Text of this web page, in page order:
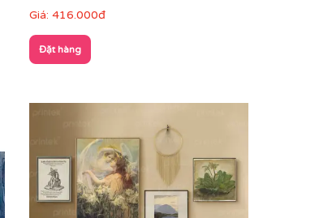
Giá: 416.000đ
Đặt hàng